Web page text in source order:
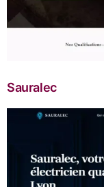
Sauralec